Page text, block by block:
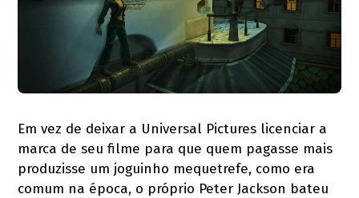
Em vez de deixar a Universal Pictures licenciar a
marca de seu filme para que quem pagasse mais
produzisse um joguinho mequetrefe, como era
comum na época, o próprio Peter Jackson bateu